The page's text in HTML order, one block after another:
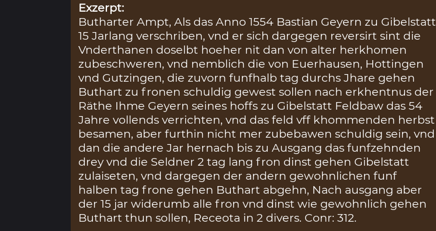
Exzerpt:
Butharter Ampt, Als das Anno 1554 Bastian Geyern zu Gibelstatt
15 Jarlang verschriben, vnd er sich dargegen reversirt sint die
Vnderthanen doselbt hoeher nit dan von alter herkhomen
zubeschweren, vnd nemblich die von Euerhausen, Hottingen
vnd Gutzingen, die zuvorn funfhalb tag durchs Jhare gehen
Buthart zu fronen schuldig gewest sollen nach erkhentnus der
Räthe Ihme Geyern seines hoffs zu Gibelstatt Feldbaw das 54
Jahre vollends verrichten, vnd das feld vff khommenden herbst
besamen, aber furthin nicht mer zubebawen schuldig sein, vnd
dan die andere Jar hernach bis zu Ausgang das funfzehnden
drey vnd die Seldner 2 tag lang fron dinst gehen Gibelstatt
zulaiseten, vnd dargegen der andern gewohnlichen funf
halben tag frone gehen Buthart abgehn, Nach ausgang aber
der 15 jar widerumb alle fron vnd dinst wie gewohnlich gehen
Buthart thun sollen, Receota in 2 divers. Conr: 312.